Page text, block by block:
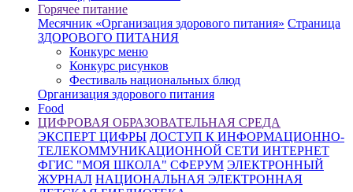
Горячее питание
Месячник «Организация здорового питания» Страница
ЗДОРОВОГО ПИТАНИЯ
Конкурc меню
Конкурс рисунков
Фестиваль национальных блюд
Организация здорового питания
Food
ЦИФРОВАЯ ОБРАЗОВАТЕЛЬНАЯ СРЕДА
ЭКСПЕРТ ЦИФРЫ ДОСТУП К ИНФОРМАЦИОННО-
ТЕЛЕКОММУНИКАЦИОННОЙ СЕТИ ИНТЕРНЕТ
ФГИС "МОЯ ШКОЛА" СФЕРУМ ЭЛЕКТРОННЫЙ
ЖУРНАЛ НАЦИОНАЛЬНАЯ ЭЛЕКТРОННАЯ